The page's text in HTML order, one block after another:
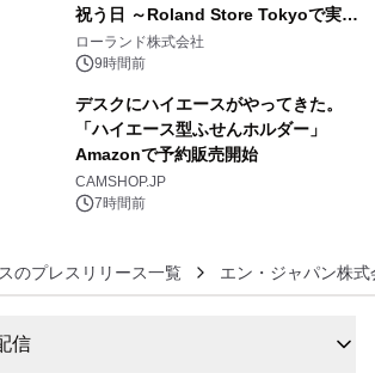
祝う日 ～Roland Store Tokyoで実機
を展示しての 記念キャンペーンを開
催 英国ラジオ「NTS」の 特別プログ
アーティストを フィーチャーしたアニ
メーションを公開～
ローランド株式会社
9時間前
デスクにハイエースがやってきた。
「ハイエース型ふせんホルダー」
Amazonで予約販売開始
CAMSHOP.JP
7時間前
のプレスリリース一覧 エン・ジャパン株式
信